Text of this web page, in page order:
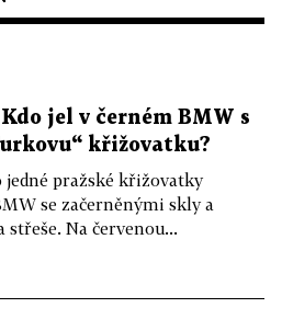
jel v černém BMW s
křižovatku?
jedné pražské křižovatky
se začerněnými skly a
Na červenou...